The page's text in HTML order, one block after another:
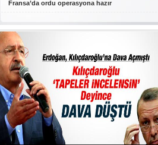
Fransa’da ordu operasyona hazır